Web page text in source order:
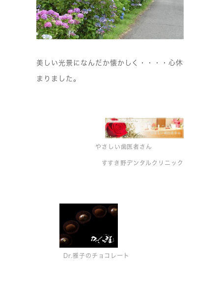
美しい光景になんだか懐かしく・・・・心休
まりました。
やさしい歯医者さん
すすき野デンタルクリニック
Dr.雅子のチョコレート